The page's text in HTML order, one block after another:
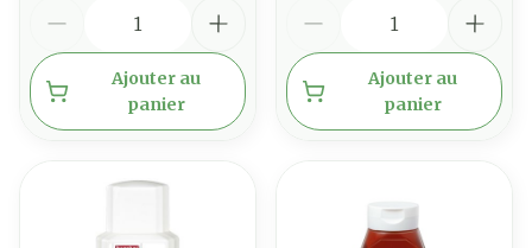
Ajouter au
panier
Ajouter au
panier